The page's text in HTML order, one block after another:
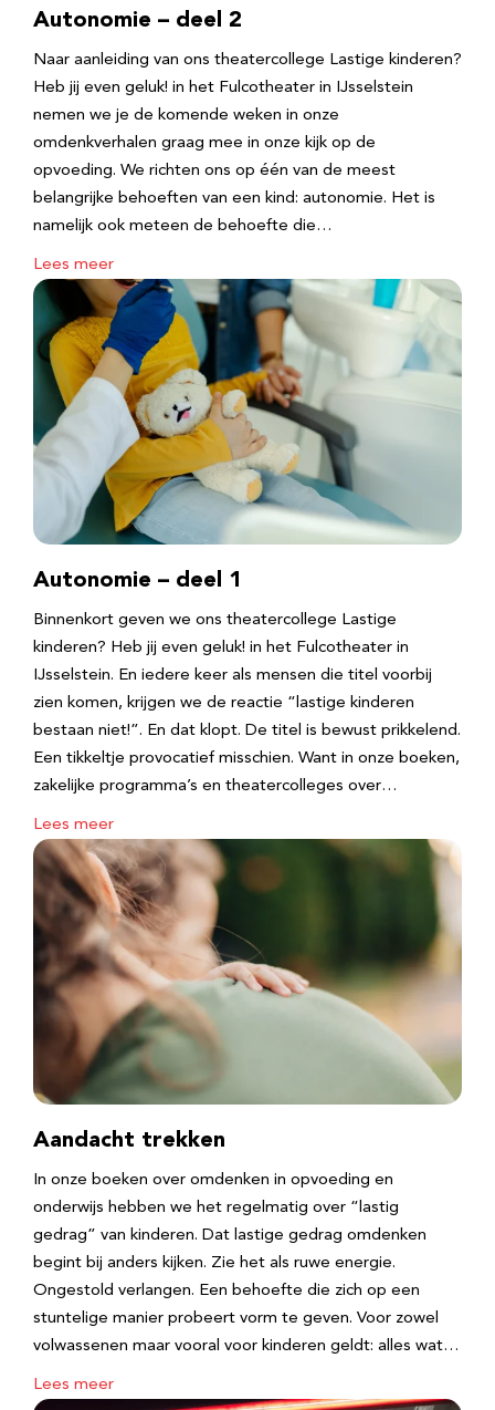
Autonomie – deel 2
Naar aanleiding van ons theatercollege Lastige kinderen?
Heb jij even geluk! in het Fulcotheater in IJsselstein
nemen we je de komende weken in onze
omdenkverhalen graag mee in onze kijk op de
opvoeding. We richten ons op één van de meest
belangrijke behoeften van een kind: autonomie. Het is
namelijk ook meteen de behoefte die…
Lees meer
Autonomie – deel 1
Binnenkort geven we ons theatercollege Lastige
kinderen? Heb jij even geluk! in het Fulcotheater in
IJsselstein. En iedere keer als mensen die titel voorbij
zien komen, krijgen we de reactie “lastige kinderen
bestaan niet!”. En dat klopt. De titel is bewust prikkelend.
Een tikkeltje provocatief misschien. Want in onze boeken,
zakelijke programma’s en theatercolleges over…
Lees meer
Aandacht trekken
In onze boeken over omdenken in opvoeding en
onderwijs hebben we het regelmatig over “lastig
gedrag” van kinderen. Dat lastige gedrag omdenken
begint bij anders kijken. Zie het als ruwe energie.
Ongestold verlangen. Een behoefte die zich op een
stuntelige manier probeert vorm te geven. Voor zowel
volwassenen maar vooral voor kinderen geldt: alles wat…
Lees meer